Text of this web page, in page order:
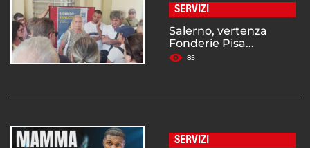
SERVIZI
Salerno, vertenza
Fonderie Pisa...
85
SERVIZI